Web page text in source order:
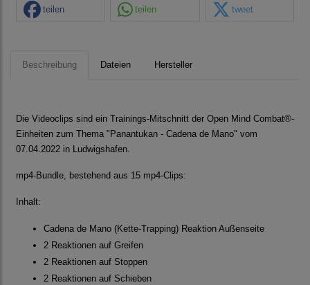
teilen teilen tweet
Beschreibung Dateien Hersteller
Die Videoclips sind ein Trainings-Mitschnitt der Open Mind Combat®-
Einheiten zum Thema "Panantukan - Cadena de Mano" vom
07.04.2022 in Ludwigshafen.
mp4-Bundle, bestehend aus 15 mp4-Clips:
Inhalt:
Cadena de Mano (Kette-Trapping) Reaktion Außenseite
2 Reaktionen auf Greifen
2 Reaktionen auf Stoppen
2 Reaktionen auf Schieben